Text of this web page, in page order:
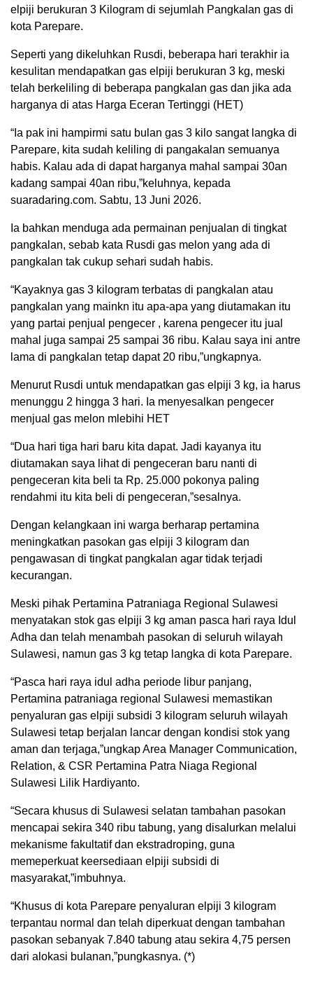
elpiji berukuran 3 Kilogram di sejumlah Pangkalan gas di
kota Parepare.
Seperti yang dikeluhkan Rusdi, beberapa hari terakhir ia
kesulitan mendapatkan gas elpiji berukuran 3 kg, meski
telah berkeliling di beberapa pangkalan gas dan jika ada
harganya di atas Harga Eceran Tertinggi (HET)
“Ia pak ini hampirmi satu bulan gas 3 kilo sangat langka di
Parepare, kita sudah keliling di pangakalan semuanya
habis. Kalau ada di dapat harganya mahal sampai 30an
kadang sampai 40an ribu,”keluhnya, kepada
suaradaring.com. Sabtu, 13 Juni 2026.
Ia bahkan menduga ada permainan penjualan di tingkat
pangkalan, sebab kata Rusdi gas melon yang ada di
pangkalan tak cukup sehari sudah habis.
“Kayaknya gas 3 kilogram terbatas di pangkalan atau
pangkalan yang mainkn itu apa-apa yang diutamakan itu
yang partai penjual pengecer , karena pengecer itu jual
mahal juga sampai 25 sampai 36 ribu. Kalau saya ini antre
lama di pangkalan tetap dapat 20 ribu,”ungkapnya.
Menurut Rusdi untuk mendapatkan gas elpiji 3 kg, ia harus
menunggu 2 hingga 3 hari. Ia menyesalkan pengecer
menjual gas melon mlebihi HET
“Dua hari tiga hari baru kita dapat. Jadi kayanya itu
diutamakan saya lihat di pengeceran baru nanti di
pengeceran kita beli ta Rp. 25.000 pokonya paling
rendahmi itu kita beli di pengeceran,”sesalnya.
Dengan kelangkaan ini warga berharap pertamina
meningkatkan pasokan gas elpiji 3 kilogram dan
pengawasan di tingkat pangkalan agar tidak terjadi
kecurangan.
Meski pihak Pertamina Patraniaga Regional Sulawesi
menyatakan stok gas elpiji 3 kg aman pasca hari raya Idul
Adha dan telah menambah pasokan di seluruh wilayah
Sulawesi, namun gas 3 kg tetap langka di kota Parepare.
“Pasca hari raya idul adha periode libur panjang,
Pertamina patraniaga regional Sulawesi memastikan
penyaluran gas elpiji subsidi 3 kilogram seluruh wilayah
Sulawesi tetap berjalan lancar dengan kondisi stok yang
aman dan terjaga,”ungkap Area Manager Communication,
Relation, & CSR Pertamina Patra Niaga Regional
Sulawesi Lilik Hardiyanto.
“Secara khusus di Sulawesi selatan tambahan pasokan
mencapai sekira 340 ribu tabung, yang disalurkan melalui
mekanisme fakultatif dan ekstradroping, guna
memeperkuat keersediaan elpiji subsidi di
masyarakat,”imbuhnya.
“Khusus di kota Parepare penyaluran elpiji 3 kilogram
terpantau normal dan telah diperkuat dengan tambahan
pasokan sebanyak 7.840 tabung atau sekira 4,75 persen
dari alokasi bulanan,”pungkasnya. (*)